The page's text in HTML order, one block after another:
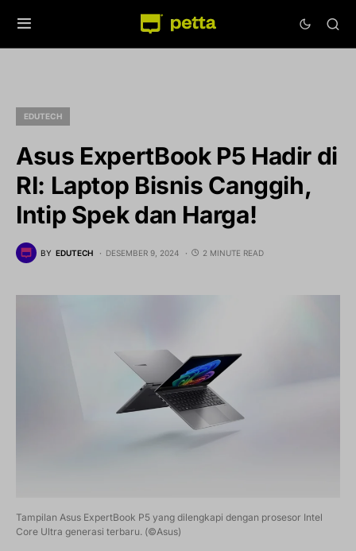
EDUTECH
Asus ExpertBook P5 Hadir di
RI: Laptop Bisnis Canggih,
Intip Spek dan Harga!
BY EDUTECH DESEMBER 9, 2024 2 MINUTE READ
Tampilan Asus ExpertBook P5 yang dilengkapi dengan prosesor Intel
Core Ultra generasi terbaru. (©Asus)